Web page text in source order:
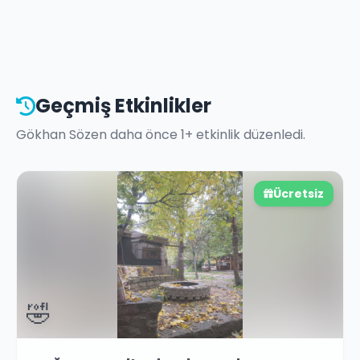
Geçmiş Etkinlikler
Gökhan Sözen daha önce 1+ etkinlik düzenledi.
Ücretsiz
🤣